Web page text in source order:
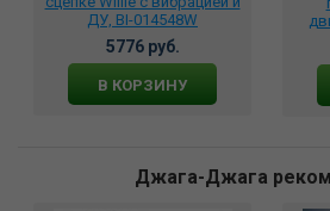
ДУ, BI-014548W
5776 руб.
В КОРЗИНУ
Джага-Джага